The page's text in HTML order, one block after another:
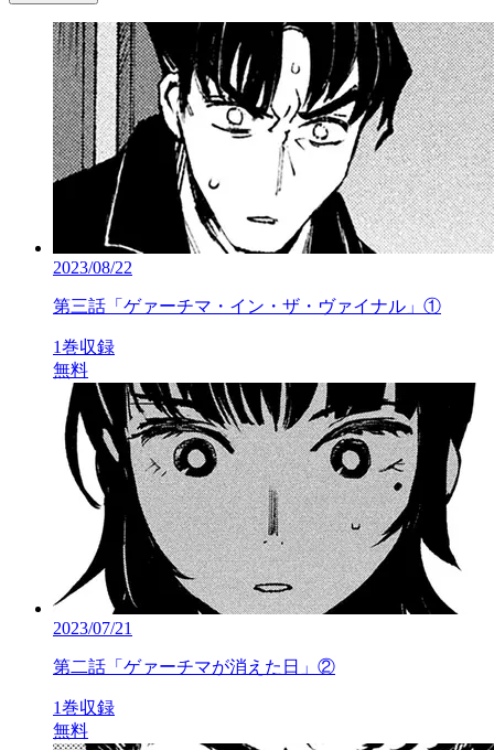
2023/08/22
第三話「ゲァーチマ・イン・ザ・ヴァイナル」①
1巻収録
無料
2023/07/21
第二話「ゲァーチマが消えた日」②
1巻収録
無料